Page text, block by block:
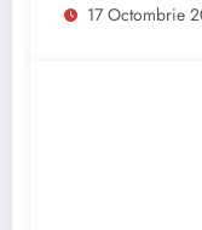
17 Octombrie